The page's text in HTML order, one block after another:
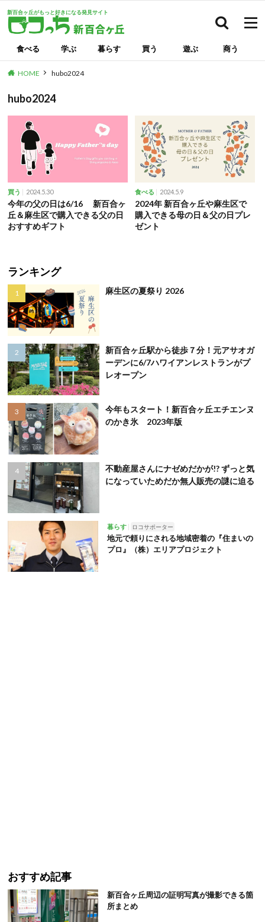
新百合ヶ丘がもっと好きになる発見サイト
食べる 学ぶ 暮らす 買う 遊ぶ 商う
HOME hubo2024
hubo2024
買う 2024.5.30
今年の父の日は6/16 新百合ヶ
丘＆麻生区で購入できる父の日
おすすめギフト
食べる 2024.5.9
2024年 新百合ヶ丘や麻生区で
購入できる母の日＆父の日プレ
ゼント
ランキング
麻生区の夏祭り 2026
新百合ヶ丘駅から徒歩７分！元アサオガ
ーデンに6/7ハワイアンレストランがプ
レオープン
今年もスタート！新百合ヶ丘エチエンヌ
のかき氷 2023年版
不動産屋さんにナゼめだかが!? ずっと気
になっていためだか無人販売の謎に迫る
暮らす ロコサポーター
地元で頼りにされる地域密着の『住まいの
プロ』（株）エリアプロジェクト
おすすめ記事
新百合ヶ丘周辺の証明写真が撮影できる箇
所まとめ